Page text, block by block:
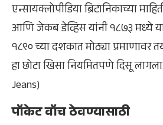
एन्सायक्लोपीडिया ब्रिटानिकाच्या
आणि जेकब डेव्हिस यांनी १८७३ मध्ये
१८९० च्या दशकात मोठ्या प्रमाणावर
हा छोटा खिसा नियमितपणे दिसू
Jeans)
पॉकेट वॉच ठेवण्यासाठी